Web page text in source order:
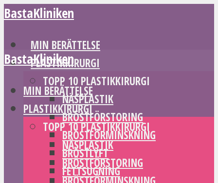
BastaKliniken
MIN BERÄTTELSE
PLASTIKKIRURGI
TOPP 10 PLASTIKKIRURGI
NÄSPLASTIK
BRÖSTFÖRSTORING
BRÖSTFÖRMINSKNING
BRÖSTLYFT
FETTSUGNING
BastaKliniken
MIN BERÄTTELSE
PLASTIKKIRURGI
TOPP 10 PLASTIKKIRURGI
NÄSPLASTIK
BRÖSTFÖRSTORING